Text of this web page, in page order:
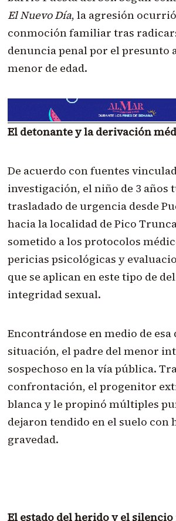
El Nuevo Día, la agresión
conmoción familiar tras
denuncia penal por el presunto
menor de edad.
El detonante y la derivación
De acuerdo con fuentes
investigación, el niño de 3 años
trasladado de urgencia desde
hacia la localidad de Pico
sometido a los protocolos
pericias psicológicas y
que se aplican en este tipo de
integridad sexual.
Encontrándose en medio de
situación, el padre del menor
sospechoso en la vía pública.
confrontación, el progenitor
blanca y le propinó múltiples
dejaron tendido en el suelo con
gravedad.
El estado del herido y el